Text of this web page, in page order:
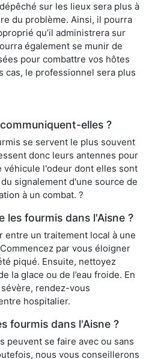
sur les lieux sera plus à
du problème. Ainsi, il pourra
qu’il administrera sur
également se munir de
pour combattre vos hôtes
cas, le professionnel sera plus
elles ?
se servent le plus souvent
donc leurs antennes pour
véhicule l'odeur dont elles sont
signalement d'une source de
à un combat. ?
les fourmis dans l'Aisne ?
entre un traitement local à une
par vous éloigner
piqué. Ensuite, nettoyez
la glace ou de l’eau froide. En
rendez-vous
hospitalier.
fourmis dans l'Aisne ?
peuvent se faire avec ou sans
nous vous conseillerons